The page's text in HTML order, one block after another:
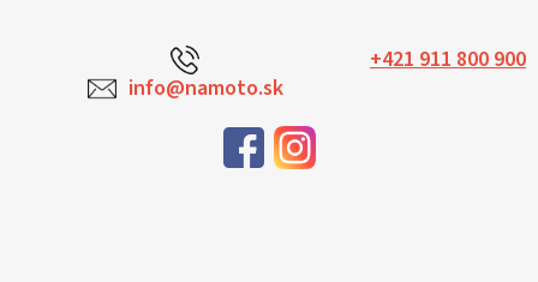
+421 911 800 900
info@namoto.sk